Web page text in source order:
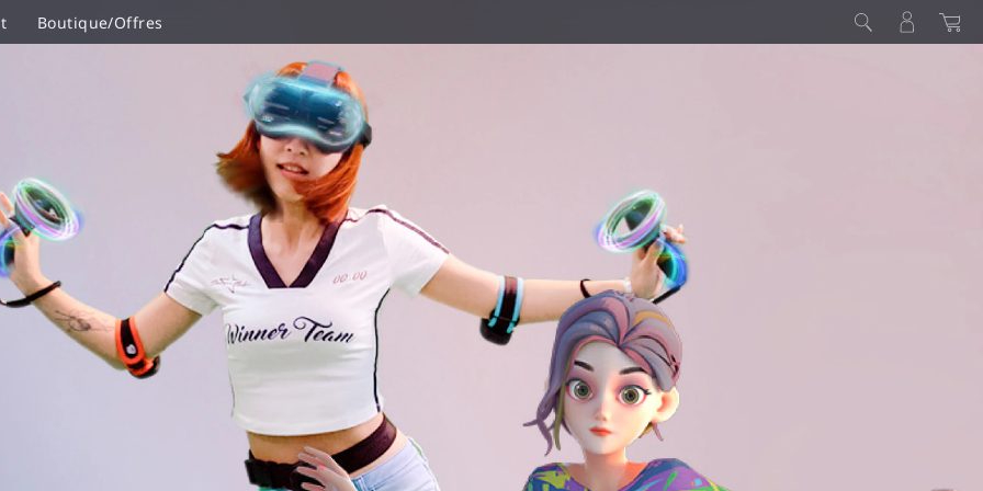
Boutique/Offres
VIVE Focus Vision, VIVE Focus 3, VIVE XR Elite, ou un casque SteamVR pris en charge tiers
Pour l’appairage de jusqu'à 5 VIVE Ultimate Trackers :
VIVE Wireless Dongle
Pour le streaming VR PC câblé (casques VIVE uniquement) :
Câble USB 3.0 Type-C
Bien que l'USB 2.0 soit pris en charge, nous recommandons d'utiliser un câble USB 3.0 Type-C
ou plus récent comme le VIVE Wired Streaming Cable (compatible avec le mode DisplayPort).
i5‑4590 ou
5 1500X équivalent ou supérieur